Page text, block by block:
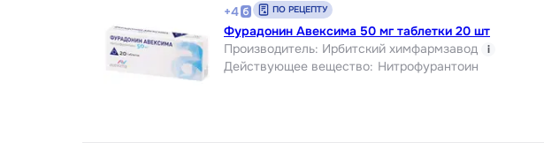
+4 ПО РЕЦЕПТУ
Фурадонин Авексима 50 мг таблетки 20 шт
Производитель: Ирбитский химфармзавод i
Действующее вещество: Нитрофурантоин